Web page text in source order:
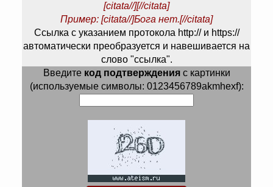
[citata//][//citata]
Пример: [citata//]Бога нет.[//citata]
Ссылка с указанием протокола http:// и https://
автоматически преобразуется и навешивается на
слово "ссылка".
Введите код подтвержденияс картинки
(используемые символы: 0123456789akmhexf):